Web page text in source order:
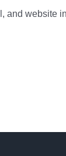
and website